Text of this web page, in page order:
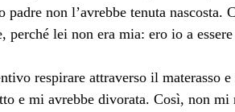
padre non l’avrebbe tenuta
perché lei non era mia: ero io a essere
respirare attraverso il materasso
e mi avrebbe divorata. Così, non